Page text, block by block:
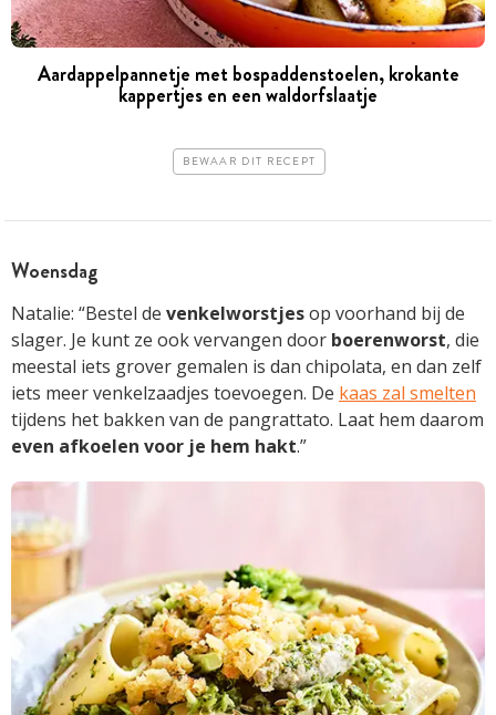
Aardappelpannetje met bospaddenstoelen, krokante
kappertjes en een waldorfslaatje
BEWAAR DIT RECEPT
Woensdag
Natalie: “Bestel de venkelworstjesop voorhand bij de
slager. Je kunt ze ook vervangen door boerenworst, die
meestal iets grover gemalen is dan chipolata, en dan zelf
iets meer venkelzaadjes toevoegen. De kaas zal smelten
tijdens het bakken van de pangrattato. Laat hem daarom
even afkoelen voor je hem hakt.”